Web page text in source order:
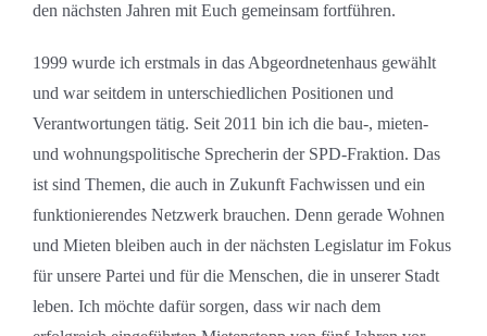
den nächsten Jahren mit Euch gemeinsam fortführen.
1999 wurde ich erstmals in das Abgeordnetenhaus gewählt
und war seitdem in unterschiedlichen Positionen und
Verantwortungen tätig. Seit 2011 bin ich die bau-, mieten-
und wohnungspolitische Sprecherin der SPD-Fraktion. Das
ist sind Themen, die auch in Zukunft Fachwissen und ein
funktionierendes Netzwerk brauchen. Denn gerade Wohnen
und Mieten bleiben auch in der nächsten Legislatur im Fokus
für unsere Partei und für die Menschen, die in unserer Stadt
leben. Ich möchte dafür sorgen, dass wir nach dem